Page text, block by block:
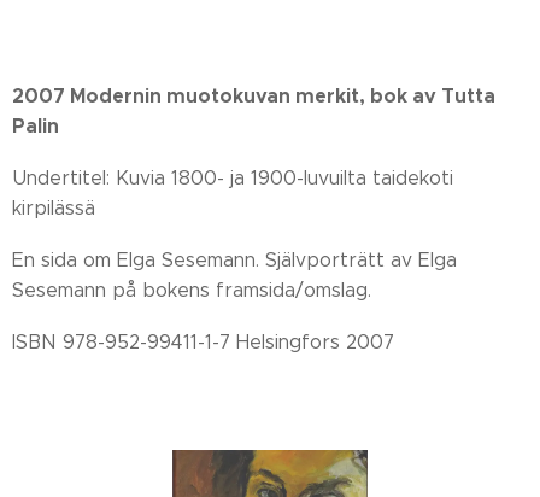
2007 Modernin muotokuvan merkit, bok av Tutta
Palin
Undertitel: Kuvia 1800- ja 1900-luvuilta taidekoti
kirpilässä
En sida om Elga Sesemann. Självporträtt av Elga
Sesemann på bokens framsida/omslag.
ISBN 978-952-99411-1-7 Helsingfors 2007